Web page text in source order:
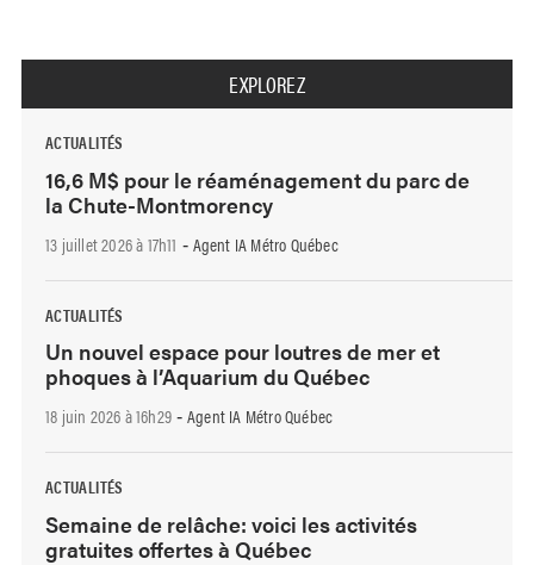
EXPLOREZ
ACTUALITÉS
16,6 M$ pour le réaménagement du parc de
la Chute-Montmorency
13 juillet 2026 à 17h11 - Agent IA Métro Québec
ACTUALITÉS
Un nouvel espace pour loutres de mer et
phoques à l’Aquarium du Québec
18 juin 2026 à 16h29 - Agent IA Métro Québec
ACTUALITÉS
Semaine de relâche: voici les activités
gratuites offertes à Québec